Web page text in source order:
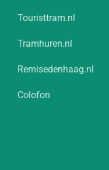
Touristtram.nl
Tramhuren.nl
Remisedenhaag.nl
Colofon